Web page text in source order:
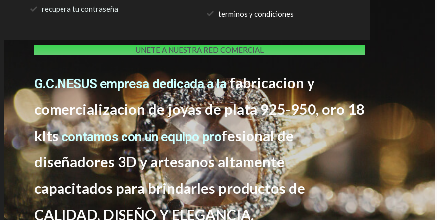
recupera tu contraseña
terminos y condiciones
UNETE A NUESTRA RED COMERCIAL
G.C.NESUS empresa dedicada a lafabricacion y
comercializacion de joyas de plata 925-950, oro 18
kltscontamos con un equipo profesional de
diseñadores 3D y artesanos altamente
capacitados para brindarles productos de
CALIDAD, DISEÑO Y ELEGANCIA.